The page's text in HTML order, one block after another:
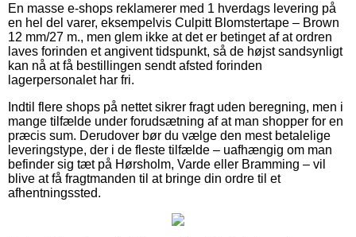
En masse e-shops reklamerer med 1 hverdags levering på
en hel del varer, eksempelvis Culpitt Blomstertape – Brown
12 mm/27 m., men glem ikke at det er betinget af at ordren
laves forinden et angivent tidspunkt, så de højst sandsynligt
kan nå at få bestillingen sendt afsted forinden
lagerpersonalet har fri.
Indtil flere shops på nettet sikrer fragt uden beregning, men i
mange tilfælde under forudsætning af at man shopper for en
præcis sum. Derudover bør du vælge den mest betalelige
leveringstype, der i de fleste tilfælde – uafhængig om man
befinder sig tæt på Hørsholm, Varde eller Bramming – vil
blive at få fragtmanden til at bringe din ordre til et
afhentningssted.